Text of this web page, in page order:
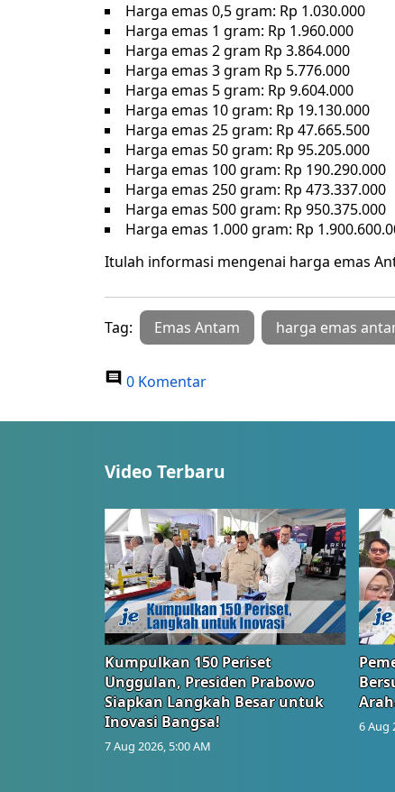
Harga emas 0,5 gram: Rp 1.030.000
Harga emas 1 gram: Rp 1.960.000
Harga emas 2 gram Rp 3.864.000
Harga emas 3 gram Rp 5.776.000
Harga emas 5 gram: Rp 9.604.000
Harga emas 10 gram: Rp 19.130.000
Harga emas 25 gram: Rp 47.665.500
Harga emas 50 gram: Rp 95.205.000
Harga emas 100 gram: Rp 190.290.000
Harga emas 250 gram: Rp 473.337.000
Harga emas 500 gram: Rp 950.375.000
Harga emas 1.000 gram: Rp
Itulah informasi mengenai harga emas
Tag: Emas Antam harga emas
0 Komentar
Video Terbaru
Kumpulkan 150 Periset
Unggulan, Presiden Prabowo
Siapkan Langkah Besar untuk
Inovasi Bangsa!
7 Aug 2026, 5:00 AM
6 Aug